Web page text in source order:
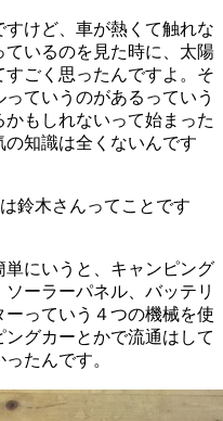
けど、車が熱くて触れな
いるのを見た時に、太陽
ごく思ったんですよ。そ
ていうのがあるっていう
もしれないって始まった
知識は全くないんです
鈴木さんってことです
単にいうと、キャンピング
ーラーパネル、バッテリ
っていう４つの機械を使
グカーとかで流通はして
たんです。